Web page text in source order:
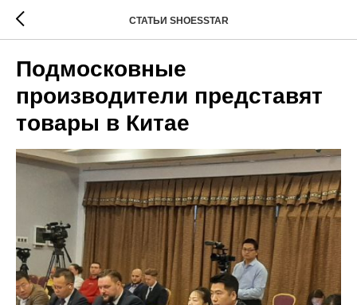
СТАТЬИ SHOESSTAR
Подмосковные
производители представят
товары в Китае